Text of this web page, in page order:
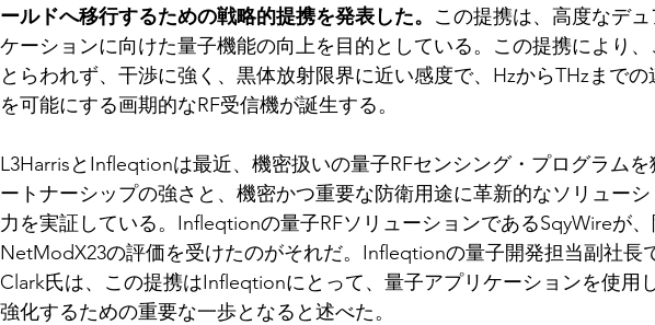
ールドへ移行するための戦略的提携を発表した。 この提携は、高度なデ
ケーションに向けた量子機能の向上を目的としている。この提携により
とらわれず、干渉に強く、黒体放射限界に近い感度で、HzからTHzまで
を可能にする画期的なRF受信機が誕生する。
L3HarrisとInfleqtionは最近、機密扱いの量子RFセンシング・プログラム
ートナーシップの強さと、機密かつ重要な防衛用途に革新的なソリュー
力を実証している。Infleqtionの量子RFソリューションであるSqyWireが、
NetModX23の評価を受けたのがそれだ。Infleqtionの量子開発担当副社長
Clark氏は、この提携はInfleqtionにとって、量子アプリケーションを使用
強化するための重要な一歩となると述べた。